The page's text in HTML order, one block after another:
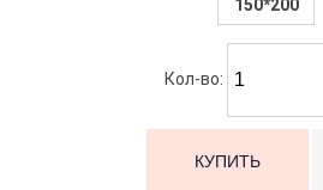
150*200
Кол-во: